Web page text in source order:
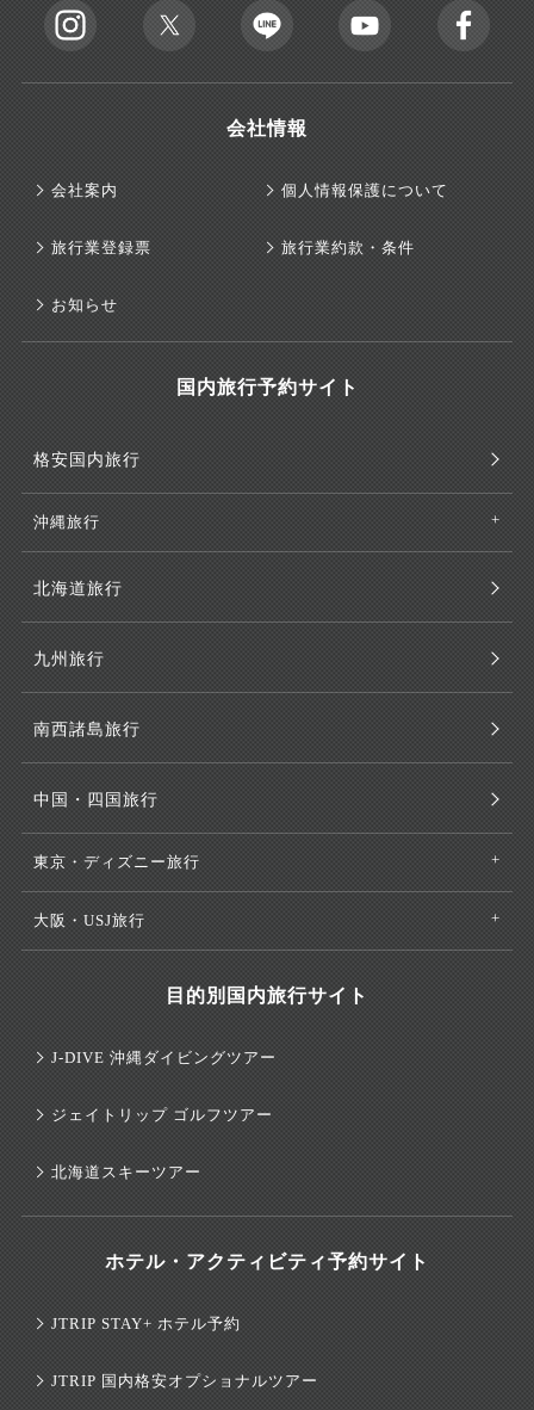
会社情報
会社案内 個人情報保護について
旅行業登録票 旅行業約款・条件
お知らせ
国内旅行予約サイト
格安国内旅行
沖縄旅行
北海道旅行
九州旅行
南西諸島旅行
中国・四国旅行
東京・ディズニー旅行
大阪・USJ旅行
目的別国内旅行サイト
J-DIVE 沖縄ダイビングツアー
ジェイトリップ ゴルフツアー
北海道スキーツアー
ホテル・アクティビティ予約サイト
JTRIP STAY+ ホテル予約
JTRIP 国内格安オプショナルツアー